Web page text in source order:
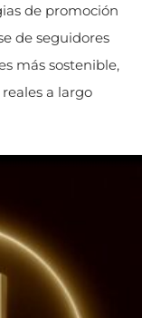
de promoción
de seguidores
más sostenible,
a largo